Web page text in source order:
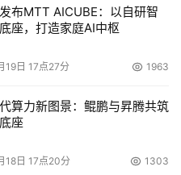
布MTT AICUBE：以自研智
座，打造家庭AI中枢
19日 17点27分 1963
算力新图景：鲲鹏与昇腾共筑
座
18日 17点20分 1303